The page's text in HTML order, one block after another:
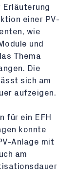
Erläuterung
einer PV-
wie
und
Thema
Die
sich am
aufzeigen.
für ein EFH
konnte
Anlage mit
am